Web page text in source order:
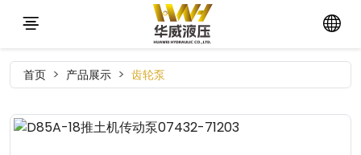
首页 产品展示 齿轮泵